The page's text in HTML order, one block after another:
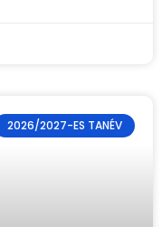
2026/2027-ES TANÉV